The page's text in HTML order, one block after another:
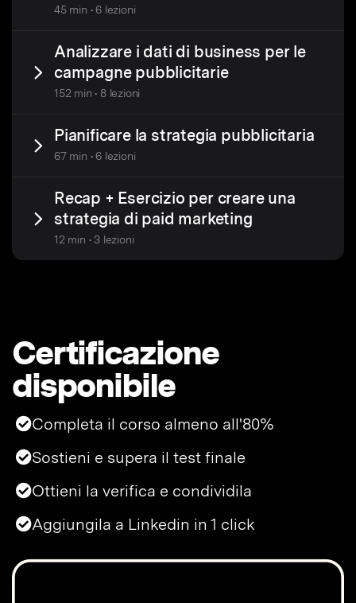
45 min • 6 lezioni
Analizzare i dati di business per le
campagne pubblicitarie
152 min • 8 lezioni
Pianificare la strategia pubblicitaria
67 min • 6 lezioni
Recap + Esercizio per creare una
strategia di paid marketing
12 min • 3 lezioni
Certificazione
disponibile
Completa il corso almeno all'80%
Sostieni e supera il test finale
Ottieni la verifica e condividila
Aggiungila a Linkedin in 1 click